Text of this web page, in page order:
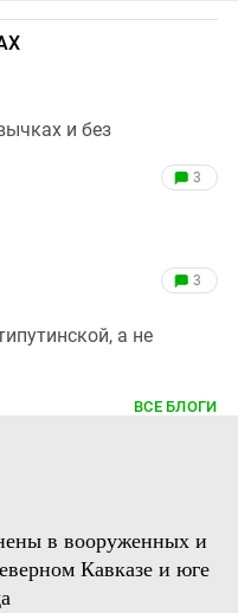
и без
3
3
а не
ВСЕ БЛОГИ
в вооруженных и
Кавказе и юге